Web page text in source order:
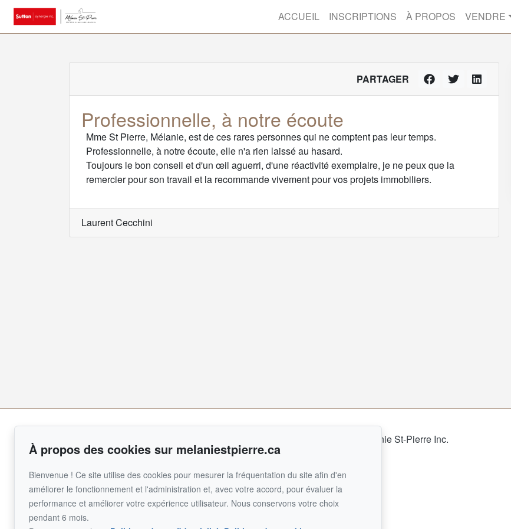
ACCUEIL INSCRIPTIONS À PROPOS VENDRE
PARTAGER
Professionnelle, à notre écoute
Mme St Pierre, Mélanie, est de ces rares personnes qui ne comptent pas leur temps.
Professionnelle, à notre écoute, elle n'a rien laissé au hasard.
Toujours le bon conseil et d'un œil aguerri, d'une réactivité exemplaire, je ne peux que la
remercier pour son travail et la recommande vivement pour vos projets immobiliers.
Laurent Cecchini
Accueil
À propos
Vendre
Acheter
GROUPE SUTTON SYNERGIE
514 290-8092
Écrivez-moi un courriel
À propos des cookies sur melaniestpierre.ca
Bienvenue ! Ce site utilise des cookies pour mesurer la fréquentation du site afin d'en
améliorer le fonctionnement et l'administration et, avec votre accord, pour évaluer la
performance et améliorer votre expérience utilisateur. Nous conservons votre choix
pendant 6 mois.